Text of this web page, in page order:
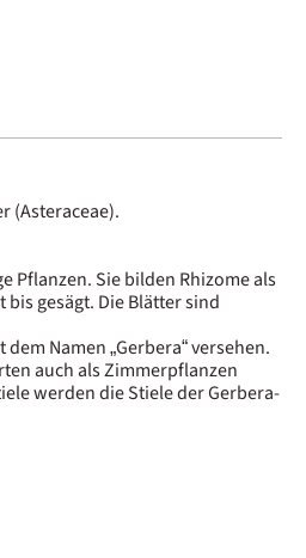
(Asteraceae).
Pflanzen. Sie bilden Rhizome als
gesägt. Die Blätter sind
Namen „Gerbera“ versehen.
auch als Zimmerpflanzen
werden die Stiele der Gerbera-